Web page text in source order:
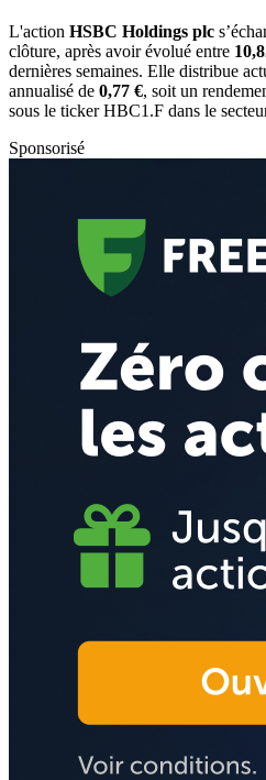
L'action HSBC Holdings plc
clôture, après avoir évolué entre
dernières semaines. Elle distribue
annualisé de 0,77 €, soit un
sous le tickerHBC1.F dans le
Sponsorisé